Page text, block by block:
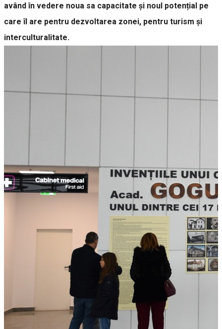
având în vedere noua sa capacitate și noul potențial pe
care îl are pentru dezvoltarea zonei, pentru turism și
interculturalitate.